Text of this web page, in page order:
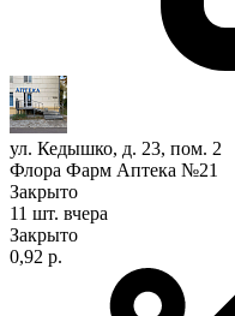
ул. Кедышко, д. 23, пом. 2
Флора Фарм Аптека №21
Закрыто
11 шт. вчера
Закрыто
0,92 р.